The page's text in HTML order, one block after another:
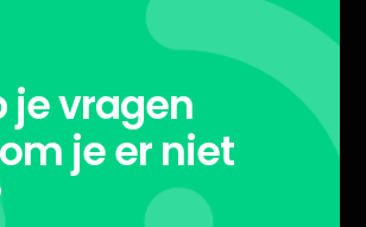
je vragen
je er niet